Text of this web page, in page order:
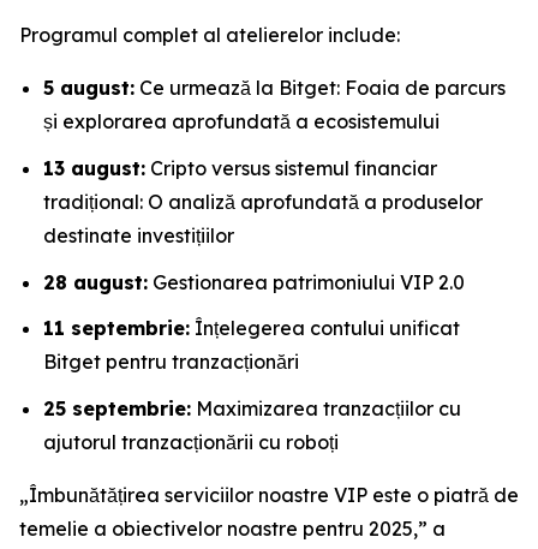
Programul complet al atelierelor include:
5 august: Ce urmează la Bitget: Foaia de parcurs
și explorarea aprofundată a ecosistemului
13 august: Cripto versus sistemul financiar
tradițional: O analiză aprofundată a produselor
destinate investițiilor
28 august: Gestionarea patrimoniului VIP 2.0
11 septembrie: Înțelegerea contului unificat
Bitget pentru tranzacționări
25 septembrie: Maximizarea tranzacțiilor cu
ajutorul tranzacționării cu roboți
„Îmbunătățirea serviciilor noastre VIP este o piatră de
temelie a obiectivelor noastre pentru 2025,” a